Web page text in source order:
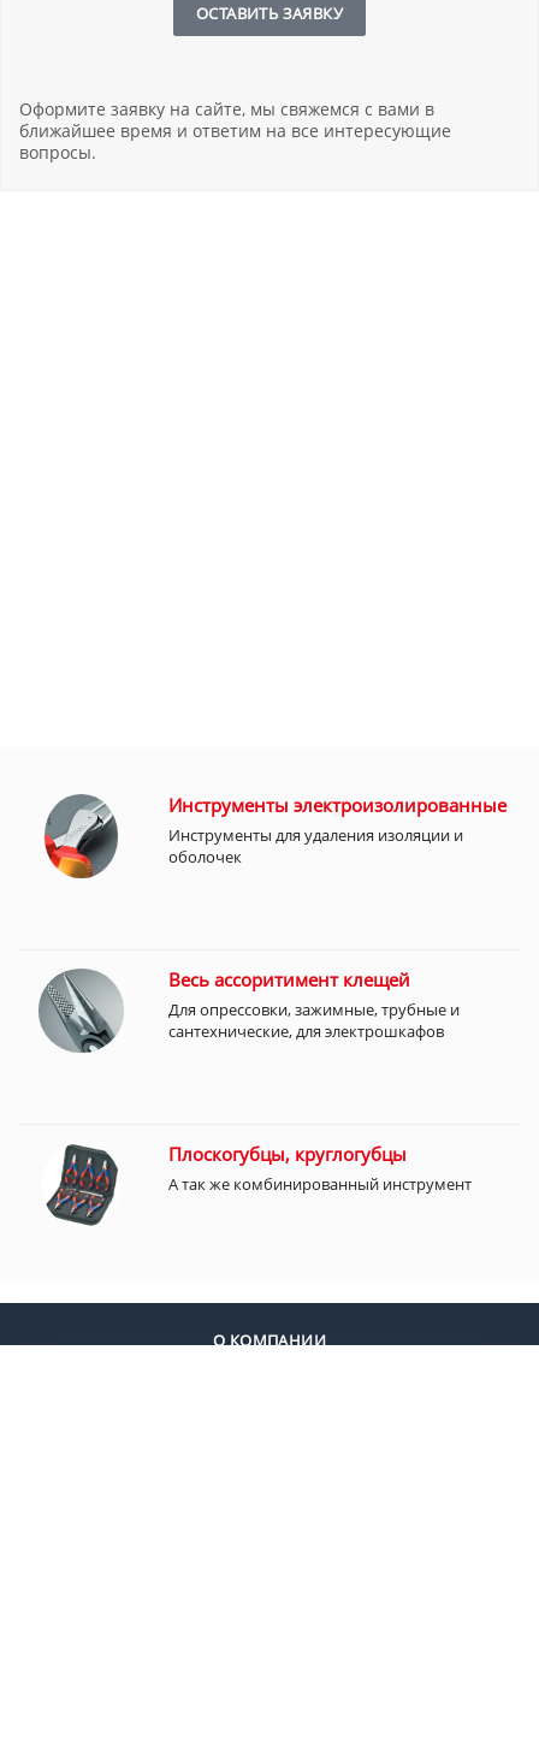
ОСТАВИТЬ ЗАЯВКУ
Оформите заявку на сайте, мы свяжемся с вами в
ближайшее время и ответим на все интересующие
вопросы.
Инструменты электроизолированные
Инструменты для удаления изоляции и
оболочек
Весь ассоритимент клещей
Для опрессовки, зажимные, трубные и
сантехнические, для электрошкафов
Плоскогубцы, круглогубцы
А так же комбинированный инструмент
О КОМПАНИИ